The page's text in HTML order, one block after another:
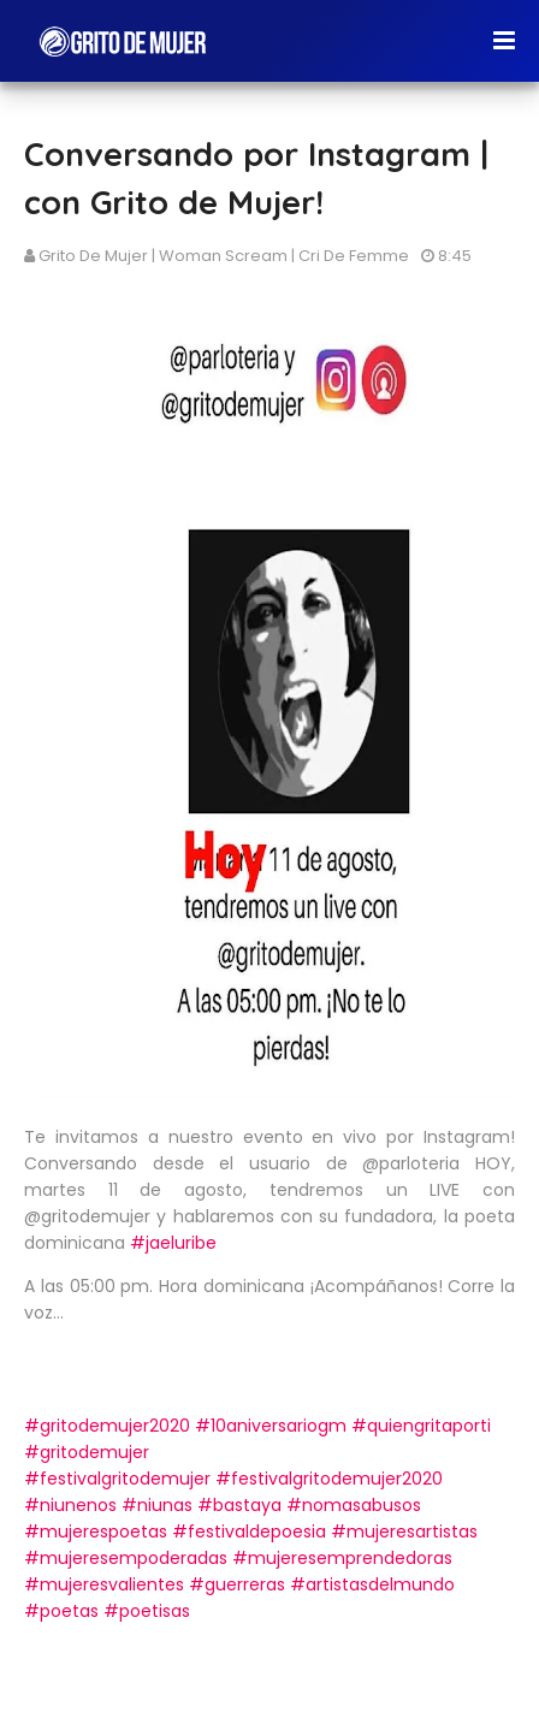
Conversando por Instagram |
con Grito de Mujer!
Grito De Mujer | Woman Scream | Cri De Femme 8:45
Te invitamos a nuestro evento en vivo por Instagram!
Conversando desde el usuario de @parloteria HOY,
martes 11 de agosto, tendremos un LIVE con
@gritodemujer y hablaremos con su fundadora, la poeta
dominicana #jaeluribe
A las 05:00 pm. Hora dominicana ¡Acompáñanos! Corre la
voz...
#gritodemujer2020 #10aniversariogm #quiengritaporti
#gritodemujer
#festivalgritodemujer #festivalgritodemujer2020
#niunenos #niunas #bastaya #nomasabusos
#mujerespoetas #festivaldepoesia #mujeresartistas
#mujeresempoderadas #mujeresemprendedoras
#mujeresvalientes #guerreras #artistasdelmundo
#poetas #poetisas